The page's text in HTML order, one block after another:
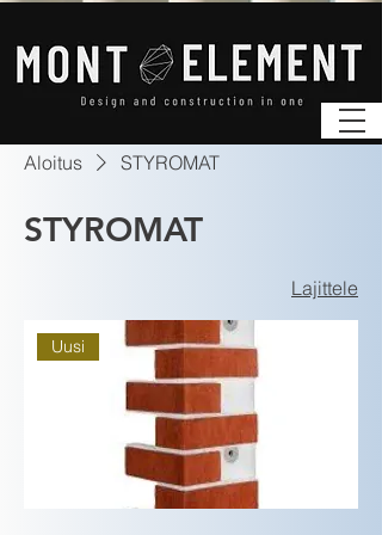
Aloitus STYROMAT
STYROMAT
Lajittele
Uusi